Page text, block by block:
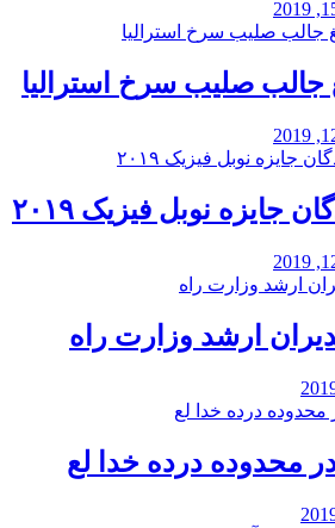
جالب صلیب سرخ استرالیا
جایزه نوبل فیزیک ۲۰۱۹
ارشد وزارت راه
محدوده درده خدا لع